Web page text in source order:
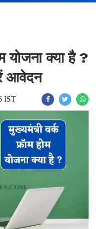
योजना क्या है ?
आवेदन
IST